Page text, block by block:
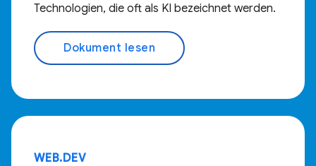
Technologien, die oft als KI bezeichnet werden.
Dokument lesen
WEB.DEV